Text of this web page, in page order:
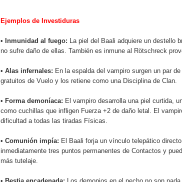
Ejemplos de Investiduras
• Inmunidad al fuego: La piel del Baali adquiere un destello
no sufre daño de ellas. También es inmune al Rötschreck
• Alas infernales: En la espalda del vampiro surgen un par
gratuitos de Vuelo y los retiene como una Disciplina de Clan.
• Forma demoníaca: El vampiro desarrolla una piel curtida,
como cuchillas que infligen Fuerza +2 de daño letal. El
dificultad a todas las tiradas Físicas.
• Comunión impía: El Baali forja un vínculo telepático
inmediatamente tres puntos permanentes de Contactos y
más tutelaje.